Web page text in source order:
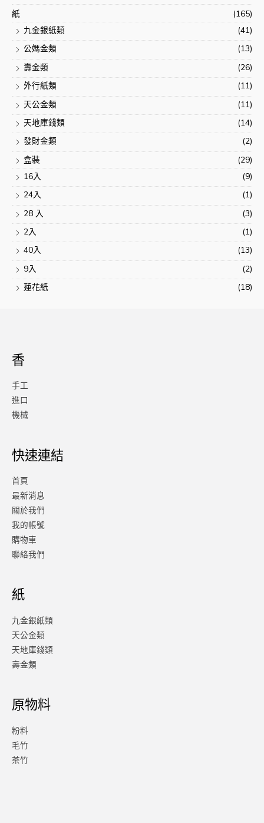
紙
(165)
九金銀紙類
(41)
公媽金類
(13)
壽金類
(26)
外行紙類
(11)
天公金類
(11)
天地庫錢類
(14)
發財金類
(2)
盒裝
(29)
16入
(9)
24入
(1)
28 入
(3)
2入
(1)
40入
(13)
9入
(2)
蓮花紙
(18)
香
手工
進口
機械
快速連結
首頁
最新消息
關於我們
我的帳號
購物車
聯絡我們
紙
九金銀紙類
天公金類
天地庫錢類
壽金類
原物料
粉料
毛竹
茶竹